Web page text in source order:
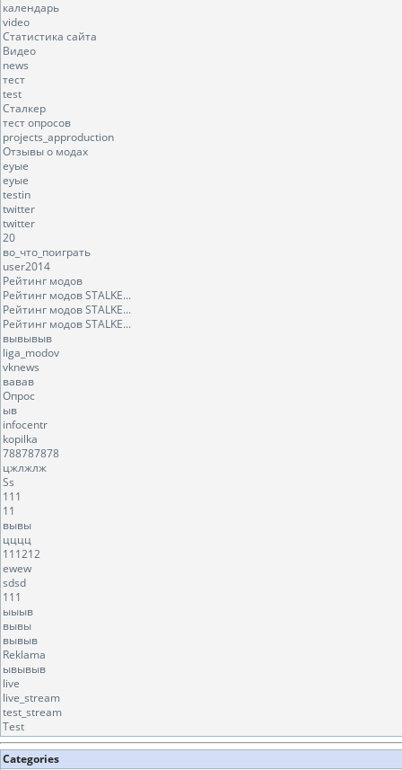
календарь
video
Статистика сайта
Видео
news
тест
test
Сталкер
тест опросов
projects_approduction
Отзывы о модах
еуые
еуые
testin
twitter
twitter
20
во_что_поиграть
user2014
Рейтинг модов
Рейтинг модов STALKE...
Рейтинг модов STALKE...
Рейтинг модов STALKE...
вывывыв
liga_modov
vknews
вавав
Опрос
ыв
infocentr
kopilka
788787878
цжлжлж
Ss
111
11
вывы
цццц
111212
ewew
sdsd
111
ыыыв
вывы
вывыв
Reklama
ывывыв
live
live_stream
test_stream
Test
Categories